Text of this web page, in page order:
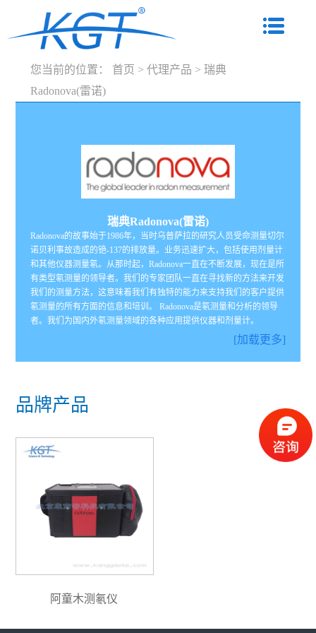
您当前的位置： 首页 > 代理产品 > 瑞典
Radonova(雷诺)
瑞典Radonova(雷诺)
Radonova的故事始于1986年，当时乌普萨拉的研究人员受命测量切尔
诺贝利事故造成的铯-137的排放量。业务迅速扩大，包括使用剂量计
和其他仪器测量氡。从那时起，Radonova一直在不断发展，现在是所
有类型氡测量的领导者。我们的专家团队一直在寻找新的方法来开发
我们的测量方法，这意味着我们有独特的能力来支持我们的客户提供
氡测量的所有方面的信息和培训。 Radonova是氡测量和分析的领导
者。我们为国内外氡测量领域的各种应用提供仪器和剂量计。
[加载更多]
品牌产品
阿童木测氡仪